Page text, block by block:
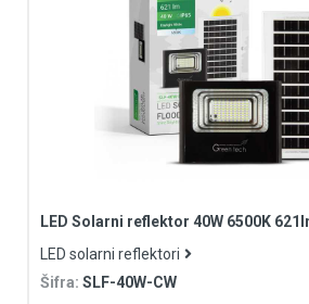
LED Solarni reflektor 40W 6500K
LED solarni reflektori
Šifra: SLF-40W-CW